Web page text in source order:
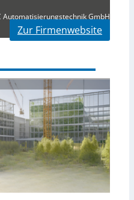
Automatisierungstechnik GmbH
Zur Firmenwebsite